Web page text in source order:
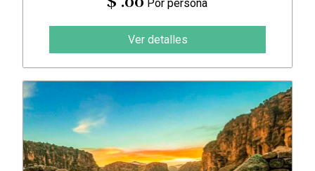
Por persona
Ver detalles